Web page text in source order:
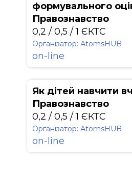
формувального
Правознавство
0,2 / 0,5 / 1 ЄКТС
Організатор: АtomsHUB
on-line
Як дітей навчити
Правознавство
0,2 / 0,5 / 1 ЄКТС
Організатор: АtomsHUB
on-line